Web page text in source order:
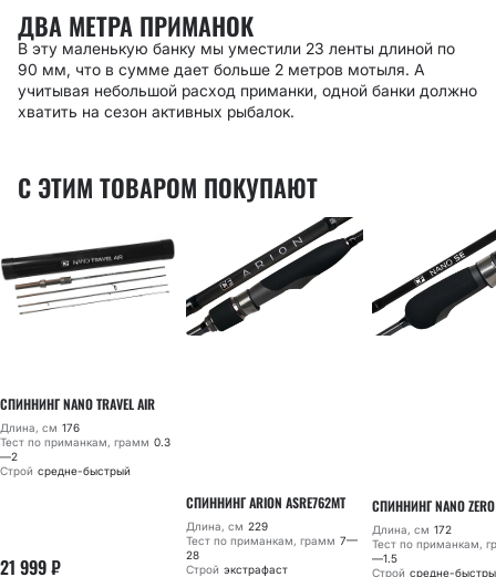
ДВА МЕТРА ПРИМАНОК
В эту маленькую банку мы уместили 23 ленты длиной по
90 мм, что в сумме дает больше 2 метров мотыля. А
учитывая небольшой расход приманки, одной банки должно
хватить на сезон активных рыбалок.
С ЭТИМ ТОВАРОМ ПОКУПАЮТ
СПИННИНГ NANO TRAVEL AIR
Длина, см 176
Тест по приманкам, грамм 0.3
—2
Строй средне-быстрый
21 999₽
СПИННИНГ ARION ASRE762MT
Длина, см 229
Тест по приманкам, грамм 7—
28
Строй экстрафаст
СПИННИНГ NANO ZERO
Длина, см 172
Тест по приманкам,
—1.5
Строй средне-